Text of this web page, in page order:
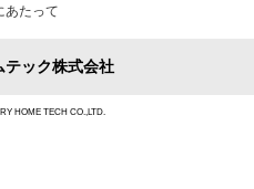
あたって
テック株式会社
HOME TECH CO.,LTD.